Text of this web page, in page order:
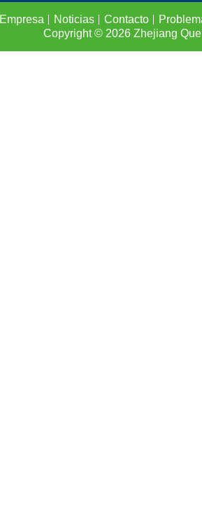
Empresa Noticias Contacto
Copyright © 2026Zhejiang